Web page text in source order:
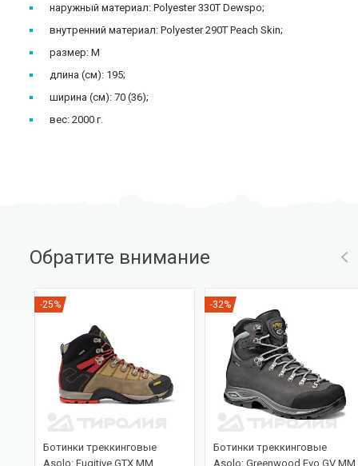
наружный материал: Polyester 330T Dewspo;
внутренний материал: Polyester 290Т Peach Skin;
размер: M
длина (см): 195;
ширина (см): 70 (36);
вес: 2000 г.
Обратите внимание
-25%
Ботинки треккинговые
Asolo: Fugitive GTX MM
-32%
Ботинки треккинговые
Asolo: Greenwood Evo GV MM